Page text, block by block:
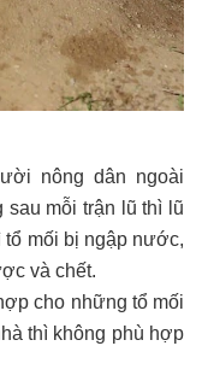
nông dân ngoài
sau mỗi trận lũ thì lũ
mối bị ngập nước,
và chết.
cho những tổ mối
thì không phù hợp